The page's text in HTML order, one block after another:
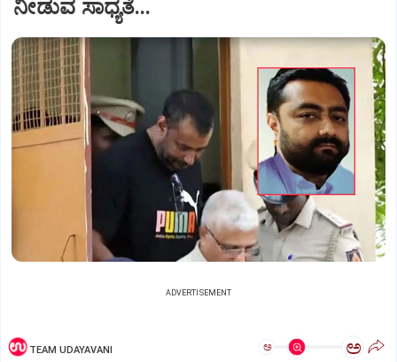
ನೀಡುವ ಸಾಧ್ಯತೆ...
ADVERTISEMENT
TEAM UDAYAVANI ಅ ಅ